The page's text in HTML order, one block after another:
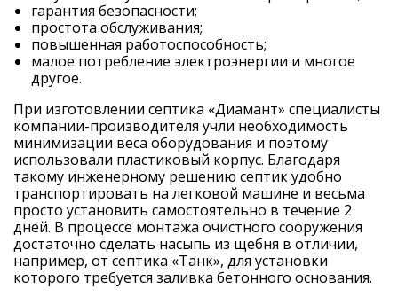
гарантия безопасности;
простота обслуживания;
повышенная работоспособность;
малое потребление электроэнергии и многое
другое.
При изготовлении септика «Диамант» специалисты
компании-производителя учли необходимость
минимизации веса оборудования и поэтому
использовали пластиковый корпус. Благодаря
такому инженерному решению септик удобно
транспортировать на легковой машине и весьма
просто установить самостоятельно в течение 2
дней. В процессе монтажа очистного сооружения
достаточно сделать насыпь из щебня в отличии,
например, от септика «Танк», для установки
которого требуется заливка бетонного основания.